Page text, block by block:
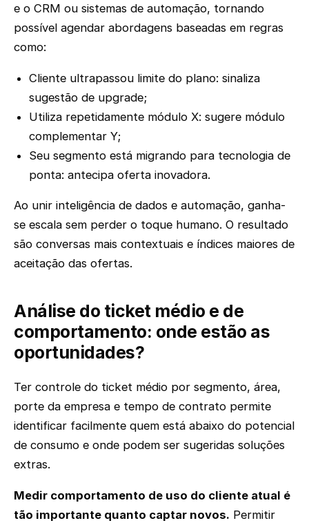
e o CRM ou sistemas de automação, tornando
possível agendar abordagens baseadas em regras
como:
Cliente ultrapassou limite do plano: sinaliza
sugestão de upgrade;
Utiliza repetidamente módulo X: sugere módulo
complementar Y;
Seu segmento está migrando para tecnologia de
ponta: antecipa oferta inovadora.
Ao unir inteligência de dados e automação, ganha-
se escala sem perder o toque humano. O resultado
são conversas mais contextuais e índices maiores de
aceitação das ofertas.
Análise do ticket médio e de
comportamento: onde estão as
oportunidades?
Ter controle do ticket médio por segmento, área,
porte da empresa e tempo de contrato permite
identificar facilmente quem está abaixo do potencial
de consumo e onde podem ser sugeridas soluções
extras.
Medir comportamento de uso do cliente atual é
tão importante quanto captar novos. Permitir